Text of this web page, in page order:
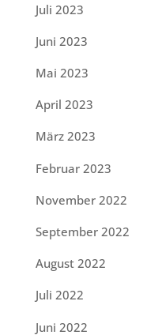
Juli 2023
Juni 2023
Mai 2023
April 2023
März 2023
Februar 2023
November 2022
September 2022
August 2022
Juli 2022
Juni 2022